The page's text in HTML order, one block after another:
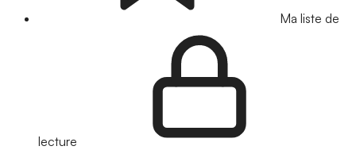
Ma liste de
lecture